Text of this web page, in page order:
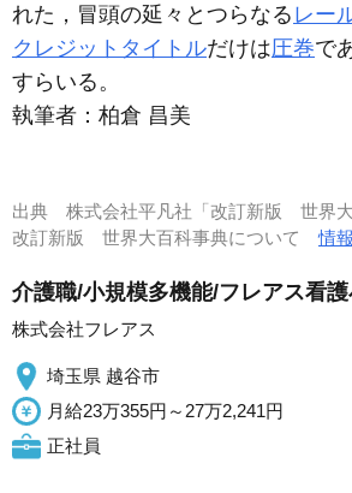
れた，冒頭の延々とつらなる レー
クレジットタイトルだけは圧巻で
すらいる。
執筆者： 柏倉 昌美
出典 株式会社平凡社「改訂新版 世界大
改訂新版 世界大百科事典について情報
介護職/小規模多機能/フレアス看
株式会社フレアス
埼玉県 越谷市
月給23万355円～27万2,241円
正社員